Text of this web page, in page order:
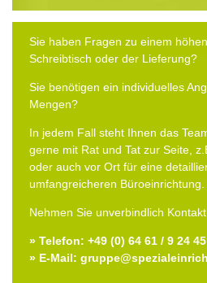
Sie haben Fragen zu einem
Schreibtisch oder der Lieferung?
Sie benötigen ein individuelles
Mengen?
In jedem Fall steht Ihnen das
gerne mit Rat und Tat zur Seite,
oder auch vor Ort für eine
umfangreicheren Büroeinrichtung.
Nehmen Sie unverbindlich
» Telefon: +49 (0) 64 61 / 9 24
» E-Mail: